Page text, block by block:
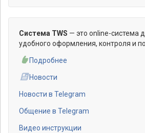
Система TWS — это online-система
удобного оформления, контроля и
Подробнее
Новости
Новости в Telegram
Общение в Telegram
Видео инструкции